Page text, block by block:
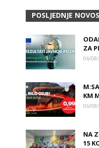
POSLJEDNJE
ZA
06/
KM
06/
NA
15